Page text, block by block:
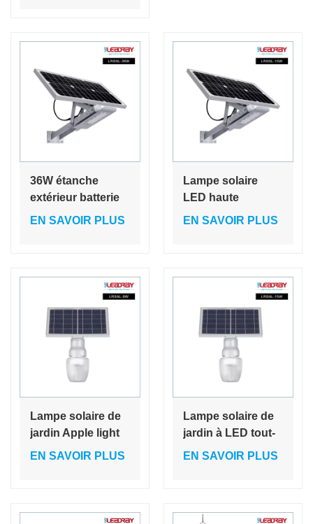
ultraviolette
36W étanche
extérieur batterie
au lithium CE LED
système
énergie solaire
IP65
EN SAVOIR PLUS
Lampe solaire
LED haute
puissance
maison, village
EN SAVOIR PLUS
Lampe solaire de
jardin Apple light
9W Design élégant
le souhaitez
EN SAVOIR PLUS
Lampe solaire de
jardin à LED tout-
en-un 15 W avec
détection/contrôle
EN SAVOIR PLUS